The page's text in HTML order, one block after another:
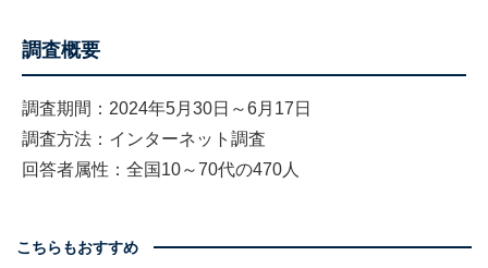
調査概要
調査期間：2024年5月30日～6月17日
調査方法：インターネット調査
回答者属性：全国10～70代の470人
こちらもおすすめ